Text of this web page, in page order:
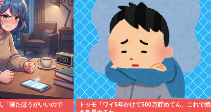
「寝たほうがいいので
トッモ「ワイ5年かけて500万貯めてん、これで焼